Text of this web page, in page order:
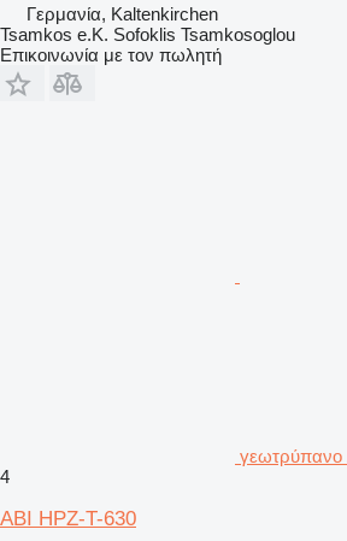
Γερμανία, Kaltenkirchen
Tsamkos e.K. Sofoklis Tsamkosoglou
Επικοινωνία με τον πωλητή
γεωτρύπανο
4
ABI HPZ-T-630